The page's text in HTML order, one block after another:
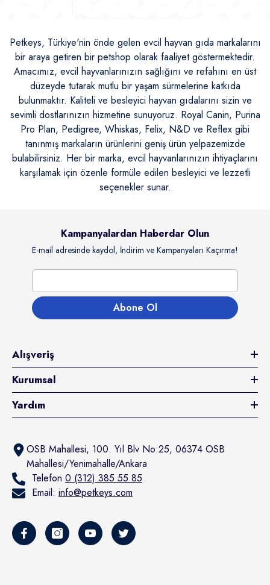
Petkeys, Türkiye'nin önde gelen evcil hayvan gıda markalarını
bir araya getiren bir petshop olarak faaliyet göstermektedir.
Amacımız, evcil hayvanlarınızın sağlığını ve refahını en üst
düzeyde tutarak mutlu bir yaşam sürmelerine katkıda
bulunmaktır. Kaliteli ve besleyici hayvan gıdalarını sizin ve
sevimli dostlarınızın hizmetine sunuyoruz. Royal Canin, Purina
Pro Plan, Pedigree, Whiskas, Felix, N&D ve Reflex gibi
tanınmış markaların ürünlerini geniş ürün yelpazemizde
bulabilirsiniz. Her bir marka, evcil hayvanlarınızın ihtiyaçlarını
karşılamak için özenle formüle edilen besleyici ve lezzetli
seçenekler sunar.
Kampanyalardan Haberdar Olun
E-mail adresinde kaydol, İndirim ve Kampanyaları Kaçırma!
Abone Ol
Alışveriş
Kurumsal
Yardım
OSB Mahallesi, 100. Yıl Blv No:25, 06374 OSB
Mahallesi/Yenimahalle/Ankara
Telefon 0 (312) 385 55 85
Email: info@petkeys.com